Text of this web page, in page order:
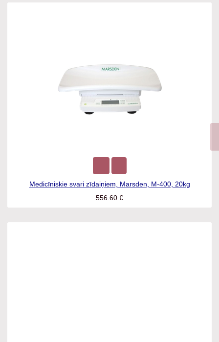
Medicīniskie svari zīdaiņiem, Marsden, M-400, 20kg
556.60€